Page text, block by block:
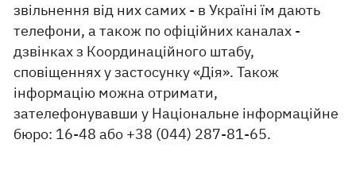
звільнення від них самих - в Україні їм дають
телефони, а також по офіційних каналах -
дзвінках з Координаційного штабу,
сповіщеннях у застосунку «Дія». Також
інформацію можна отримати,
зателефонувавши у Національне інформаційне
бюро: 16-48 або +38 (044) 287-81-65.